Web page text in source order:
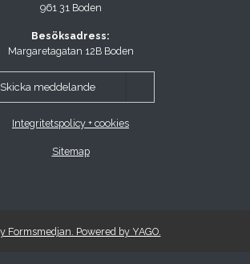
961 31 Boden
Besöksadress:
Margaretagatan 12B Boden
Skicka meddelande
Integritetspolicy + cookies
Sitemap